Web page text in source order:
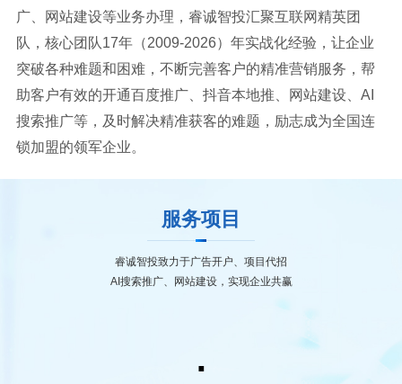
广、网站建设等业务办理，睿诚智投汇聚互联网精英团
队，核心团队17年（2009-2026）年实战化经验，让企业
突破各种难题和困难，不断完善客户的精准营销服务，帮
助客户有效的开通百度推广、抖音本地推、网站建设、AI
搜索推广等，及时解决精准获客的难题，励志成为全国连
锁加盟的领军企业。
服务项目
睿诚智投致力于广告开户、项目代招
AI搜索推广、网站建设，实现企业共赢
.